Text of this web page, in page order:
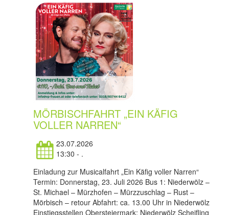
MÖRBISCHFAHRT „EIN KÄFIG
VOLLER NARREN“
23.07.2026
13:30 - .
Einladung zur Musicalfahrt „Ein Käfig voller Narren“
Termin: Donnerstag, 23. Juli 2026 Bus 1: Niederwölz –
St. Michael – Mürzhofen – Mürzzuschlag – Rust –
Mörbisch – retour Abfahrt: ca. 13.00 Uhr in Niederwölz
Einstiegsstellen Obersteiermark: Niederwölz Scheifling